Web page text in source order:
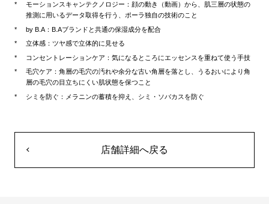
モーションスキャンテクノロジー：顔の動き（動画）から、肌三層の状態の
推測に用いるデータ取得を行う、ポーラ独自の技術のこと
by B.A：B.Aブランドと共通の保湿成分を配合
立体感：ツヤ感で立体的に見せる
コンセントレーションケア：気になるところにエッセンスを重ねて使う手技
毛穴ケア：角層の毛穴の汚れや余分な古い角層を落とし、うるおいにより角
層の毛穴の目立ちにくい肌状態を保つこと
シミを防ぐ：メラニンの蓄積を抑え、シミ・ソバカスを防ぐ
店舗詳細へ戻る